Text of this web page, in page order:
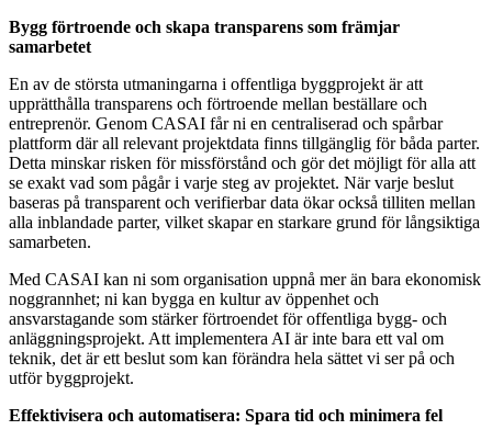
Bygg förtroende och skapa transparens som främjar
samarbetet
En av de största utmaningarna i offentliga byggprojekt är att
upprätthålla transparens och förtroende mellan beställare och
entreprenör. Genom CASAI får ni en centraliserad och spårbar
plattform där all relevant projektdata finns tillgänglig för båda parter.
Detta minskar risken för missförstånd och gör det möjligt för alla att
se exakt vad som pågår i varje steg av projektet. När varje beslut
baseras på transparent och verifierbar data ökar också tilliten mellan
alla inblandade parter, vilket skapar en starkare grund för långsiktiga
samarbeten.
Med CASAI kan ni som organisation uppnå mer än bara ekonomisk
noggrannhet; ni kan bygga en kultur av öppenhet och
ansvarstagande som stärker förtroendet för offentliga bygg- och
anläggningsprojekt. Att implementera AI är inte bara ett val om
teknik, det är ett beslut som kan förändra hela sättet vi ser på och
utför byggprojekt.
Effektivisera och automatisera: Spara tid och minimera fel